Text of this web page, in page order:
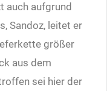
auch aufgrund
Sandoz, leitet er
größer
aus dem
sei hier der